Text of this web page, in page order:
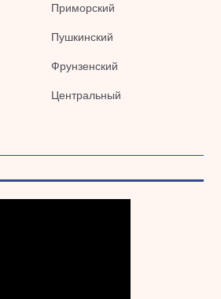
Приморский
Пушкинский
Фрунзенский
Центральный